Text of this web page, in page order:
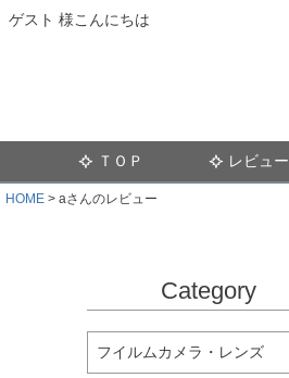
ゲスト 様こんにちは
ＴＯＰ レビュー
HOME aさんのレビュー
Category
フイルムカメラ・レンズ